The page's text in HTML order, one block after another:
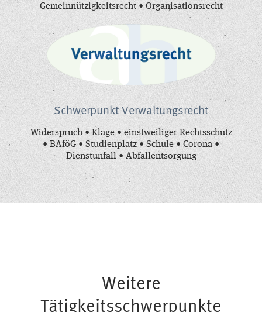
Gemeinnützigkeitsrecht • Organisationsrecht
Schwerpunkt Verwaltungsrecht
Widerspruch • Klage • einstweiliger Rechtsschutz
• BAföG • Studienplatz • Schule • Corona •
Dienstunfall • Abfallentsorgung
Weitere
Tätigkeitsschwerpunkte